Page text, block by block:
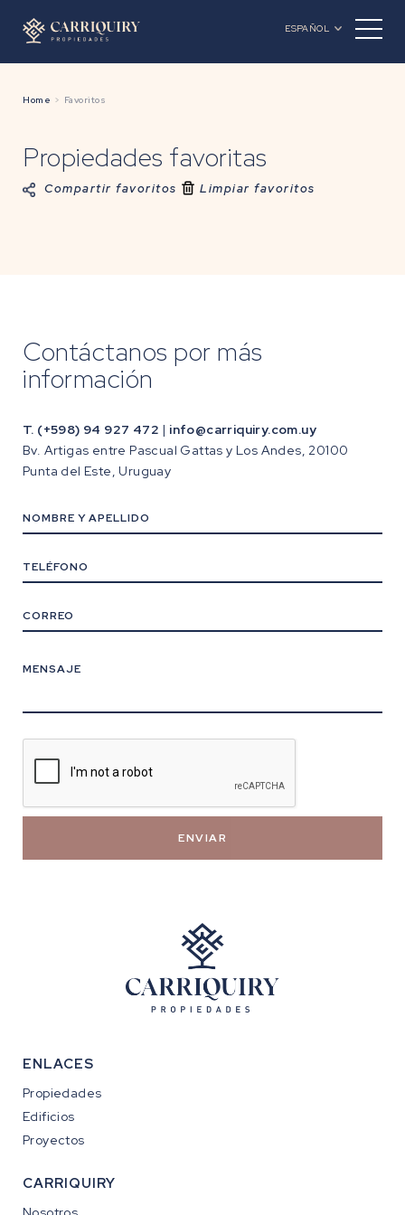
ESPAÑOL
Home Favoritos
Propiedades favoritas
Compartir favoritos Limpiar favoritos
Contáctanos por más
información
T. (+598) 94 927 472 | info@carriquiry.com.uy
Bv. Artigas entre Pascual Gattas y Los Andes, 20100
Punta del Este, Uruguay
ENVIAR
ENLACES
Propiedades
Edificios
Proyectos
CARRIQUIRY